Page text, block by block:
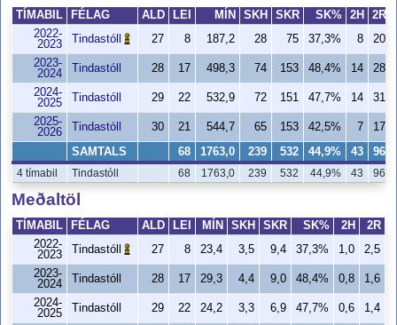
TÍMABIL FÉLAG ALD LEI MÍN SKH SKR SK% 2H
2R
2022-
2023
Tindastóll 27 8 187,2 28 75 37,3% 8 20
2023-
2024
Tindastóll 28 17 498,3 74 153 48,4% 14 28
2024-
2025
Tindastóll 29 22 532,9 72 151 47,7% 14 31
2025-
2026
Tindastóll 30 21 544,7 65 153 42,5% 7 17
SAMTALS 68 1763,0 239 532 44,9% 43 96
4 tímabil Tindastóll 68 1763,0 239 532 44,9% 43 96
Meðaltöl
TÍMABIL FÉLAG ALD LEI MÍN SKH SKR SK% 2H
2R
2022-
2023
Tindastóll 27 8 23,4 3,5 9,4 37,3% 1,0 2,5
2023-
2024
Tindastóll 28 17 29,3 4,4 9,0 48,4% 0,8 1,6
2024-
2025
Tindastóll 29 22 24,2 3,3 6,9 47,7% 0,6 1,4